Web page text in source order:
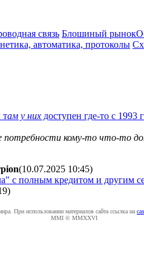
связь Блошиный рынок
автоматика, протоколы
там у них доступен где-то с 1993
потребности кому-то что-то
(10.07.2025 10:45)
с полным кредитом и другим
)
При использовании материалов сайта ссылка на
MMI © MMXXVI